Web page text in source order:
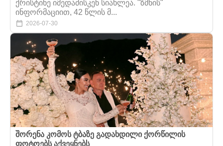
ქრისტინე იმედაძისკენ სიახლეა. "ზმნის"
ინფორმაციით, 42 წლის მ...
2026-07-30
შორენა კომოს ტბაზე გადახდილი ქორწილის
ფოტოებს აქვეყნებს